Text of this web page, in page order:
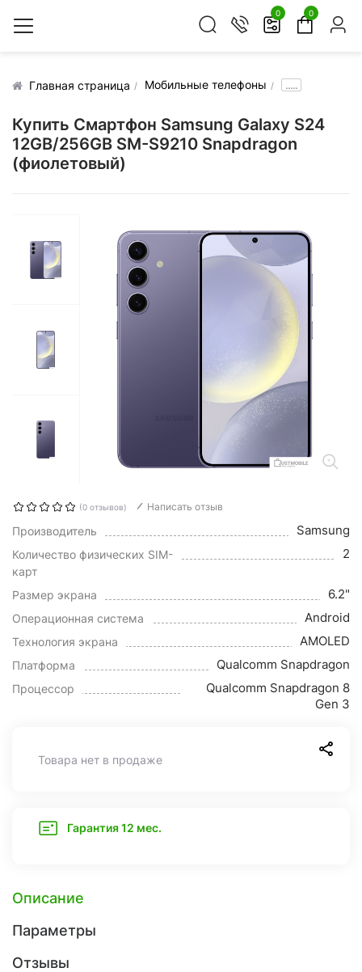
0 0
Главная страница Мобильные телефоны .....
Купить Смартфон Samsung Galaxy S24
12GB/256GB SM-S9210 Snapdragon
(фиолетовый)
(0 отзывов) Написать отзыв
Производитель Samsung
Количество физических SIM-
карт
2
Размер экрана 6.2"
Операционная система Android
Технология экрана AMOLED
Платформа Qualcomm Snapdragon
Процессор
Qualcomm Snapdragon 8
Gen 3
Товара нет в продаже
Гарантия 12 мес.
Описание
Параметры
Отзывы